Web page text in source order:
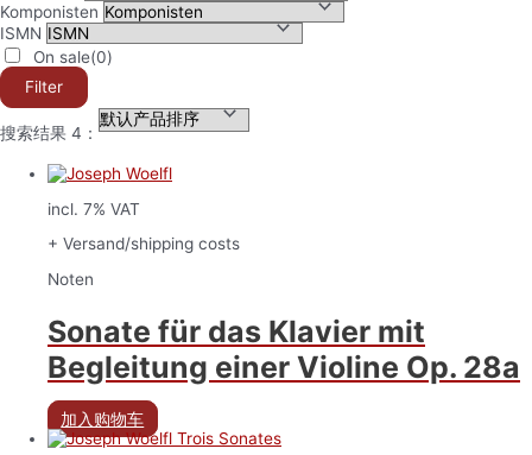
Komponisten
ISMN
On sale(0)
Filter
搜索结果 4：
incl. 7% VAT
+ Versand/shipping costs
Noten
Sonate für das Klavier mit
Begleitung einer Violine Op. 28a
加入购物车